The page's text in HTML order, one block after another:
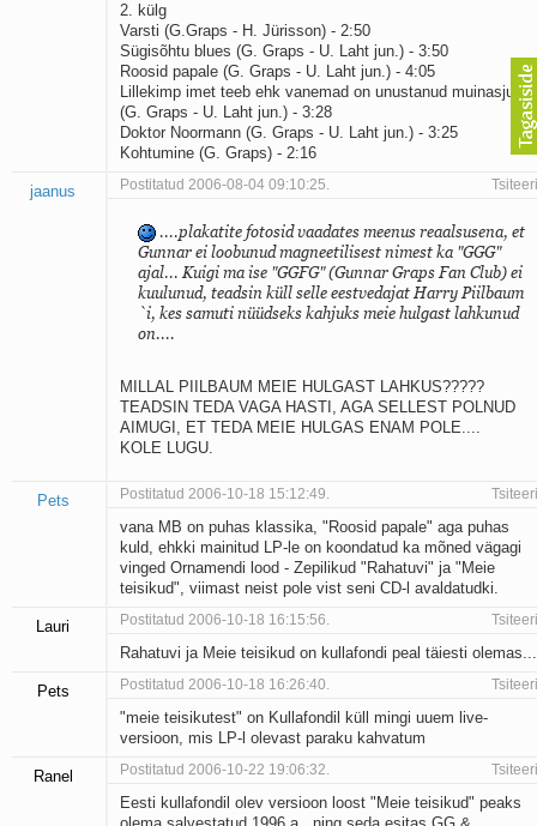
2. külg
Varsti (G.Graps - H. Jürisson) - 2:50
Sügisõhtu blues (G. Graps - U. Laht jun.) - 3:50
Roosid papale (G. Graps - U. Laht jun.) - 4:05
Lillekimp imet teeb ehk vanemad on unustanud muinasjutud
(G. Graps - U. Laht jun.) - 3:28
Doktor Noormann (G. Graps - U. Laht jun.) - 3:25
Kohtumine (G. Graps) - 2:16
jaanus Postitatud 2006-08-04 09:10:25. Tsiteeri
....plakatite fotosid vaadates meenus reaalsusena, et
Gunnar ei loobunud magneetilisest nimest ka "GGG"
ajal... Kuigi ma ise "GGFG" (Gunnar Graps Fan Club) ei
kuulunud, teadsin küll selle eestvedajat Harry Piilbaum
`i, kes samuti nüüdseks kahjuks meie hulgast lahkunud
on....
MILLAL PIILBAUM MEIE HULGAST LAHKUS?????
TEADSIN TEDA VAGA HASTI, AGA SELLEST POLNUD
AIMUGI, ET TEDA MEIE HULGAS ENAM POLE....
KOLE LUGU.
Pets Postitatud 2006-10-18 15:12:49. Tsiteeri
vana MB on puhas klassika, "Roosid papale" aga puhas
kuld, ehkki mainitud LP-le on koondatud ka mõned vägagi
vinged Ornamendi lood - Zepilikud "Rahatuvi" ja "Meie
teisikud", viimast neist pole vist seni CD-l avaldatudki.
Lauri Postitatud 2006-10-18 16:15:56. Tsiteeri
Rahatuvi ja Meie teisikud on kullafondi peal täiesti olemas...
Pets Postitatud 2006-10-18 16:26:40. Tsiteeri
"meie teisikutest" on Kullafondil küll mingi uuem live-
versioon, mis LP-l olevast paraku kahvatum
Ranel Postitatud 2006-10-22 19:06:32. Tsiteeri
Eesti kullafondil olev versioon loost "Meie teisikud" peaks